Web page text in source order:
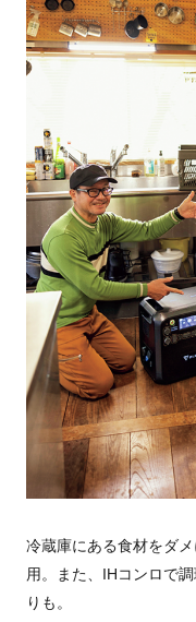
冷蔵庫にある食材をダ
用。また、IHコンロで
りも。